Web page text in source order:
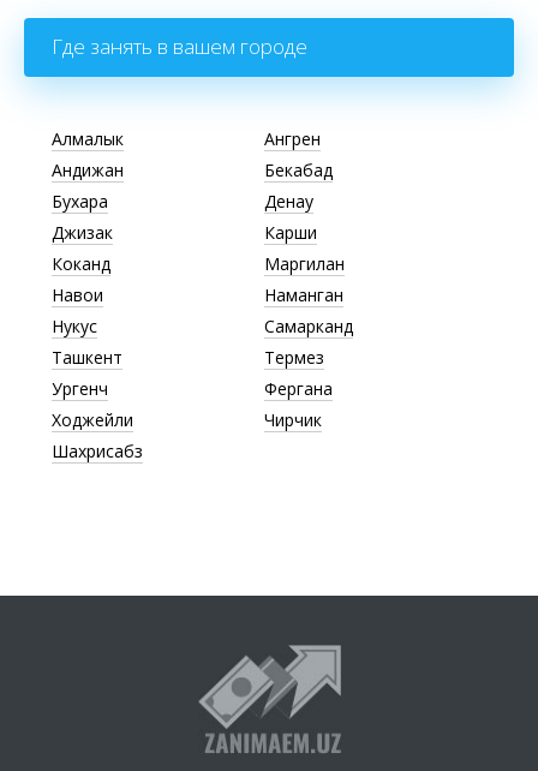
Где занять в вашем городе
Алмалык
Ангрен
Андижан
Бекабад
Бухара
Денау
Джизак
Карши
Коканд
Маргилан
Навои
Наманган
Нукус
Самарканд
Ташкент
Термез
Ургенч
Фергана
Ходжейли
Чирчик
Шахрисабз